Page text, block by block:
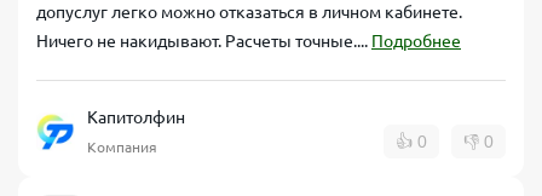
допуслуг легко можно отказаться в личном кабинете.
Ничего не накидывают. Расчеты точные.... Подробнее
Капитолфин
Компания 👍 0 👎 0